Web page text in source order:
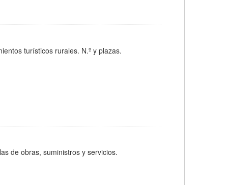
turísticos rurales. N.º y plazas.
de obras, suministros y servicios.